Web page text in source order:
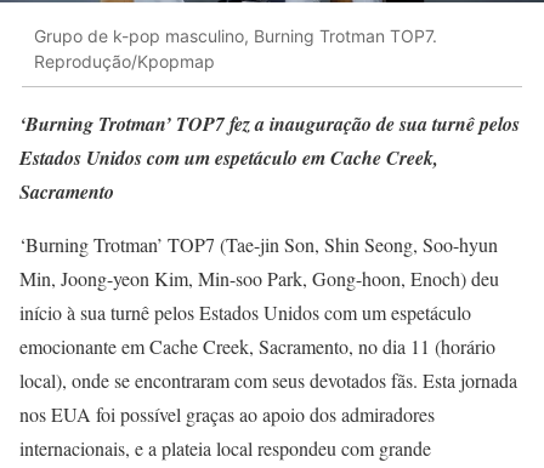
Grupo de k-pop masculino, Burning Trotman TOP7.
Reprodução/Kpopmap
‘Burning Trotman’ TOP7 fez a inauguração de sua turnê pelos
Estados Unidos com um espetáculo em Cache Creek,
Sacramento
‘Burning Trotman’ TOP7 (Tae-jin Son, Shin Seong, Soo-hyun
Min, Joong-yeon Kim, Min-soo Park, Gong-hoon, Enoch) deu
início à sua turnê pelos Estados Unidos com um espetáculo
emocionante em Cache Creek, Sacramento, no dia 11 (horário
local), onde se encontraram com seus devotados fãs. Esta jornada
nos EUA foi possível graças ao apoio dos admiradores
internacionais, e a plateia local respondeu com grande